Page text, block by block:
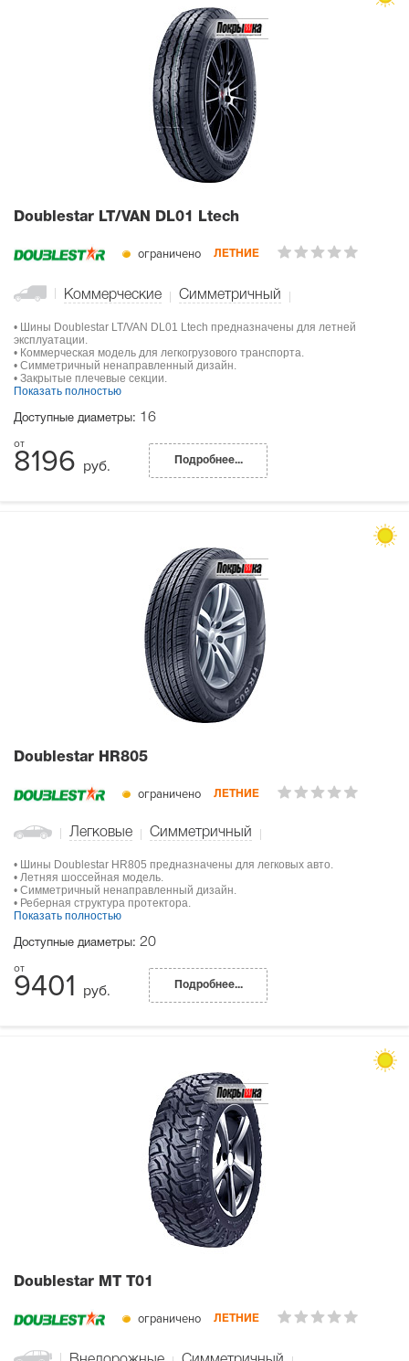
Doublestar LT/VAN DL01 Ltech
ограничено ЛЕТНИЕ
Коммерческие Симметричный
• Шины Doublestar LT/VAN DL01 Ltech предназначены для летней
эксплуатации.
• Коммерческая модель для легкогрузового транспорта.
• Симметричный ненаправленный дизайн.
• Закрытые плечевые секции.
Показать полностью
Доступные диаметры: 16
8196 руб. Подробнее...
Doublestar HR805
ограничено ЛЕТНИЕ
Легковые Симметричный
• Шины Doublestar HR805 предназначены для легковых авто.
• Летняя шоссейная модель.
• Симметричный ненаправленный дизайн.
• Реберная структура протектора.
Показать полностью
Доступные диаметры: 20
9401 руб. Подробнее...
Doublestar MT T01
ограничено ЛЕТНИЕ